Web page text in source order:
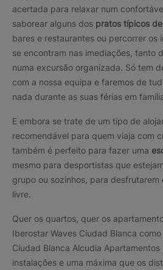
acertada para relaxar num
saborear alguns dos pratos típicos
bares e restaurantes ou percorrer os
se encontram nas imediações, tanto
numa excursão organizada. Só tem
com a nossa equipa e faremos de
nada durante as suas férias em
E embora se trate de um tipo de
recomendável para quem viaja com
também é perfeito para fazer uma
mesmo para desportistas que
grupo ou sozinhos, para
livre.
Quer os quartos, quer os
Iberostar Waves Ciudad Blanca
Ciudad Blanca Alcudia Apartamentos
instalações e uma máxima que os